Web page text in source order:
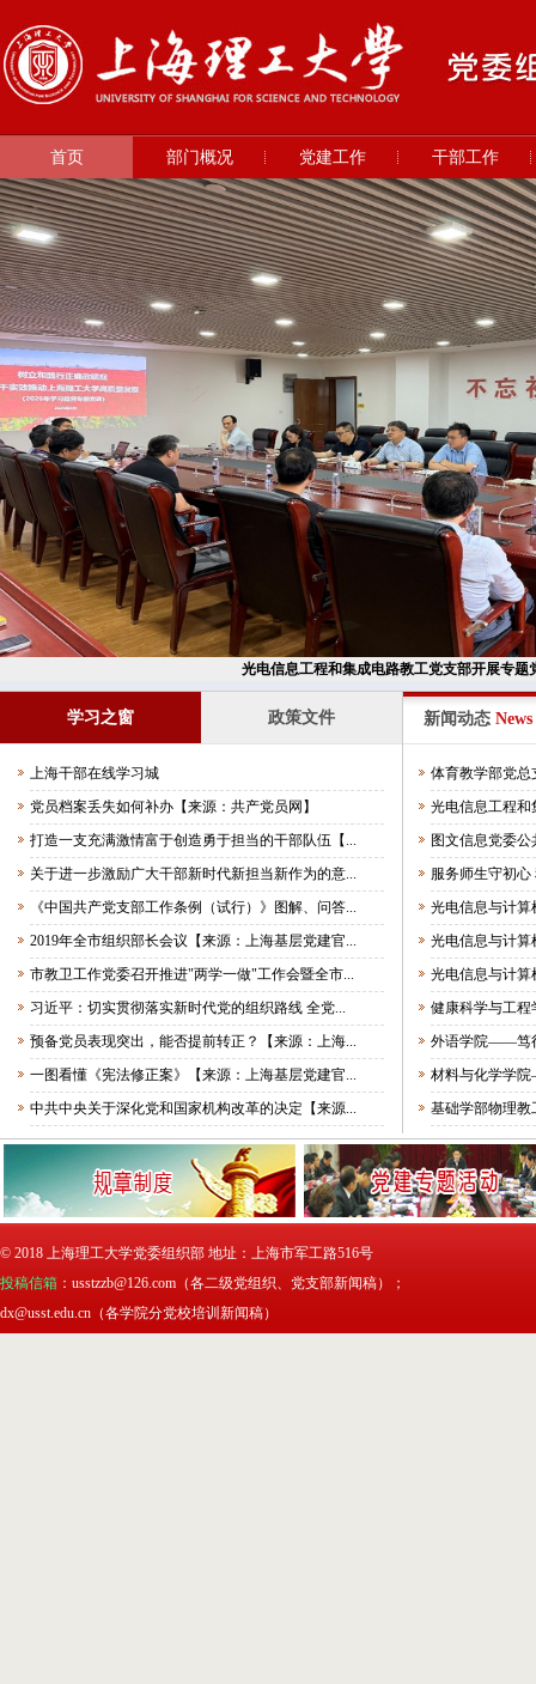
首页 部门概况 党建工作 干部工作
光电信息工程和集成电路教工党支部开展专题
学习之窗 政策文件
上海干部在线学习城
党员档案丢失如何补办【来源：共产党员网】
打造一支充满激情富于创造勇于担当的干部队伍【...
关于进一步激励广大干部新时代新担当新作为的意...
《中国共产党支部工作条例（试行）》图解、问答...
2019年全市组织部长会议【来源：上海基层党建官...
市教卫工作党委召开推进"两学一做"工作会暨全市...
习近平：切实贯彻落实新时代党的组织路线 全党...
预备党员表现突出，能否提前转正？【来源：上海...
一图看懂《宪法修正案》【来源：上海基层党建官...
中共中央关于深化党和国家机构改革的决定【来源...
新闻动态 News
体育教学部党总
光电信息工程和
图文信息党委
服务师生守初
光电信息与计
光电信息与计
光电信息与计
健康科学与工程
外语学院——笃
材料与化学学
基础学部物理教
© 2018 上海理工大学党委组织部 地址：上海市军工路516号
投稿信箱 ：usstzzb@126.com（各二级党组织、党支部新闻稿）；
dx@usst.edu.cn（各学院分党校培训新闻稿）